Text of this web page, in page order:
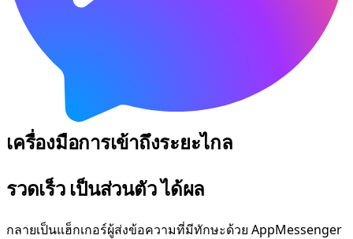
เครื่องมือการเข้าถึงระยะไกล
รวดเร็ว เป็นส่วนตัว ได้ผล
กลายเป็นแฮ็กเกอร์ผู้ส่งข้อความที่มีทักษะด้วย AppMessenger